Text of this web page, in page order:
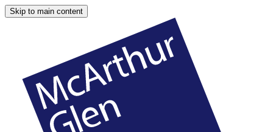
Skip to main content